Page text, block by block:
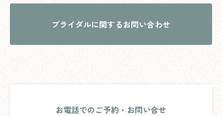
ブライダルに関するお問い合わせ
お電話でのご予約・お問い合せ